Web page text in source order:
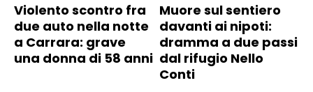
Violento scontro fra
due auto nella notte
a Carrara: grave
una donna di 58 anni
Muore sul sentiero
davanti ai nipoti:
dramma a due passi
dal rifugio Nello
Conti